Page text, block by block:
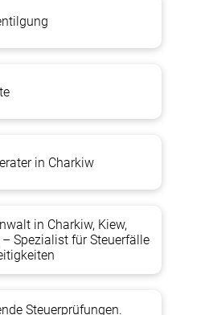
in Charkiw
in Charkiw, Kiew,
– Spezialist für Steuerfälle
Steuerprüfungen.